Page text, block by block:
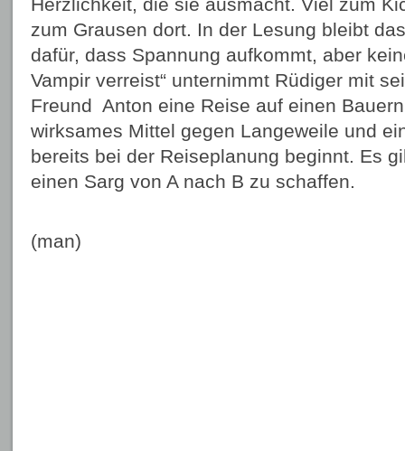
zum Grausen dort. In der Lesung bleibt
dafür, dass Spannung aufkommt, aber
Vampir verreist“ unternimmt Rüdiger mit
Freund Anton eine Reise auf einen
wirksames Mittel gegen Langeweile und
bereits bei der Reiseplanung beginnt. Es
einen Sarg von A nach B zu schaffen.
(man)